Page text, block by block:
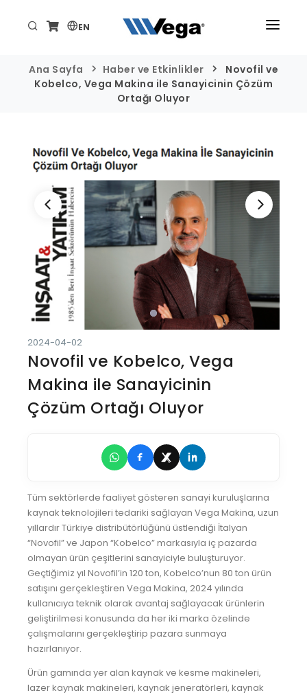
EN
ÜRÜNLER
TEKNİK/DESTEK
HABER VE ETKİNLİKLER
İLETİŞİM
Ana Sayfa Haber ve Etkinlikler
Novofil ve
Kobelco, Vega Makina ile Sanayicinin Çözüm
Ortağı Oluyor
2024-04-02
Novofil ve Kobelco, Vega
Makina ile Sanayicinin
Çözüm Ortağı Oluyor
Tüm sektörlerde faaliyet gösteren sanayi kuruluşlarına
kaynak teknolojileri tedariki sağlayan Vega Makina, uzun
yıllardır Türkiye distribütörlüğünü üstlendiği İtalyan
“Novofil” ve Japon “Kobelco” markasıyla iç pazarda
olmayan ürün çeşitlerini sanayiciyle buluşturuyor.
Geçtiğimiz yıl Novofil’in 120 ton, Kobelco’nun 80 ton ürün
satışını gerçekleştiren Vega Makina, 2024 yılında
kullanıcıya teknik olarak avantaj sağlayacak ürünlerin
geliştirilmesi konusunda da her iki marka özelinde
çalışmalarını gerçekleştirip pazara sunmaya
hazırlanıyor.
Ürün gamında yer alan kaynak ve kesme makineleri,
lazer kaynak makineleri, kaynak jeneratörleri, kaynak